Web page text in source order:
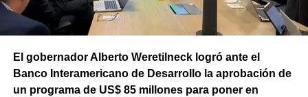
El gobernador Alberto Weretilneck logró ante el
Banco Interamericano de Desarrollo la aprobación de
un programa de US$ 85 millones para poner en